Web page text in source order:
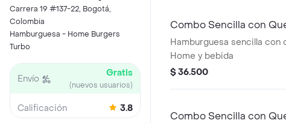
Carrera 19 #137-22, Bogotá,
Colombia
Hamburguesa - Home Burgers
Turbo
Envío Gratis
(nuevos usuarios)
Calificación 3.8
Combo Sencilla con
Hamburguesa sencilla con
Home y bebida
$ 36.500
Combo Sencilla con